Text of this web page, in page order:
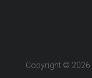
Copyright © 2026